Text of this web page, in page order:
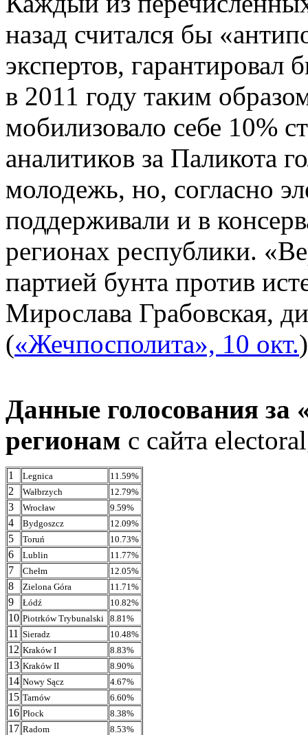
назад считался бы
экспертов,
в 2011 году таким
мобилизовало себе 10%
аналитиков за Паликота
молодежь, но, согласно
поддерживали и в
регионах республики.
партией бунта против
Мирослава Грабовская,
(«Жечпосполита», 10 окт.)
Данные голосования за
регионам с сайта
1 Legnica 11.59%
2 Wałbrzych 12.79%
3 Wrocław 9.59%
4 Bydgoszcz 12.09%
5 Toruń 10.73%
6 Lublin 11.77%
7 Chełm 12.05%
8 Zielona Góra 11.71%
9 Łódź 10.82%
10 Piotrków Trybunalski 8.81%
11 Sieradz 10.48%
12 Kraków I 8.83%
13 Kraków II 8.90%
14 Nowy Sącz 4.67%
15 Tarnów 6.60%
16 Płock 8.38%
17 Radom 8.53%